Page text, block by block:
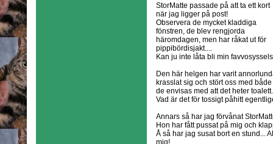
StorMatte passade på att ta ett kort
när jag ligger på post!
Observera de mycket kladdiga
fönstren, de blev rengjorda
häromdagen, men har råkat ut för
pippibördisjakt....
Kan ju inte låta bli min
Den här helgen har varit
krasslat sig och stört oss med
de envisas med att det heter toalett.
Vad är det för tossigt påhitt
Annars så har jag förvånat
Hon har fått pussat på mig och
Å så har jag susat bort en stund...
mig!